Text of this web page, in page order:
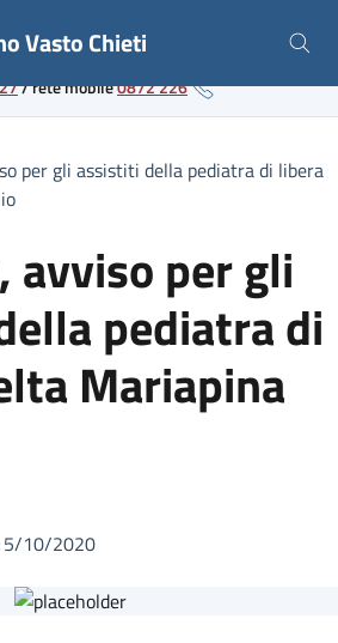
Vasto Chieti
/rete mobile0872 226
per gli assistiti della pediatra di libera
avviso per gli
pediatra di
Mariapina
5/10/2020